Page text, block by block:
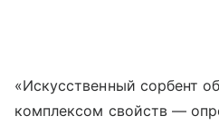
«Искусственный сорбент
комплексом свойств —